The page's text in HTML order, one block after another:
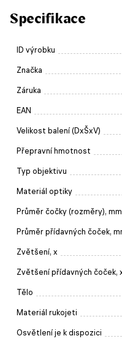
Specifikace
ID výrobku
Značka
Záruka
EAN
Velikost balení (DxŠxV)
Přepravní hmotnost
Typ objektivu
Materiál optiky
Průměr čočky (rozměry), mm
Průměr přídavných čoček,
Zvětšení, x
Zvětšení přídavných čoček,
Tělo
Materiál rukojeti
Osvětlení je k dispozici